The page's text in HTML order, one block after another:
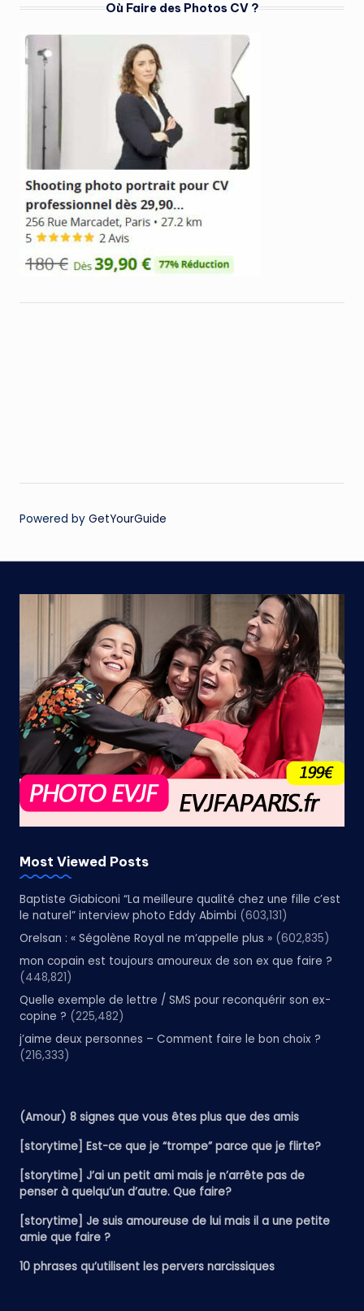
Où Faire des Photos CV ?
Powered by GetYourGuide
Most Viewed Posts
Baptiste Giabiconi “La meilleure qualité chez une fille c’est
le naturel” interview photo Eddy Abimbi (603,131)
Orelsan : « Ségolène Royal ne m’appelle plus » (602,835)
mon copain est toujours amoureux de son ex que faire ?
(448,821)
Quelle exemple de lettre / SMS pour reconquérir son ex-
copine ? (225,482)
j’aime deux personnes – Comment faire le bon choix ?
(216,333)
(Amour) 8 signes que vous êtes plus que des amis
[storytime] Est-ce que je “trompe” parce que je flirte?
[storytime] J’ai un petit ami mais je n’arrête pas de
penser à quelqu’un d’autre. Que faire?
[storytime] Je suis amoureuse de lui mais il a une petite
amie que faire ?
10 phrases qu’utilisent les pervers narcissiques